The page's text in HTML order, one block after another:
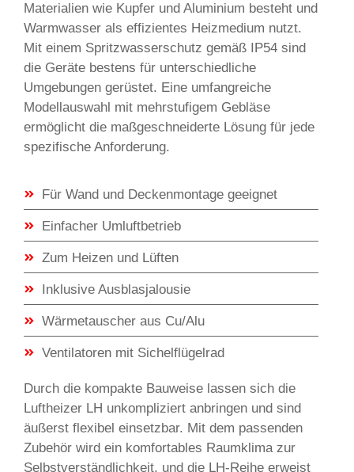
Materialien wie Kupfer und Aluminium besteht und
Warmwasser als effizientes Heizmedium nutzt.
Mit einem Spritzwasserschutz gemäß IP54 sind
die Geräte bestens für unterschiedliche
Umgebungen gerüstet. Eine umfangreiche
Modellauswahl mit mehrstufigem Gebläse
ermöglicht die maßgeschneiderte Lösung für jede
spezifische Anforderung.
Für Wand und Deckenmontage geeignet
Einfacher Umluftbetrieb
Zum Heizen und Lüften
Inklusive Ausblasjalousie
Wärmetauscher aus Cu/Alu
Ventilatoren mit Sichelflügelrad
Durch die kompakte Bauweise lassen sich die
Luftheizer LH unkompliziert anbringen und sind
äußerst flexibel einsetzbar. Mit dem passenden
Zubehör wird ein komfortables Raumklima zur
Selbstverständlichkeit, und die LH-Reihe erweist